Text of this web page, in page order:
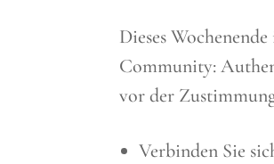
Dieses
Community:
vor der
Verbinden Sie